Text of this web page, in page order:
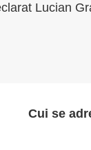
Lucian
Cui se